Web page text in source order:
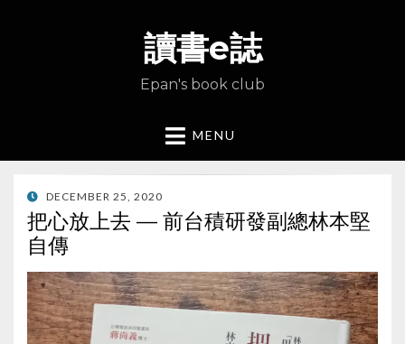
讀書e誌
Epan's book club
MENU
POSTED
ON
DECEMBER 25, 2020
把心放上去 — 前台積研發副總林本堅
自傳